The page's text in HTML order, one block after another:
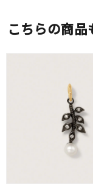
こちらの商